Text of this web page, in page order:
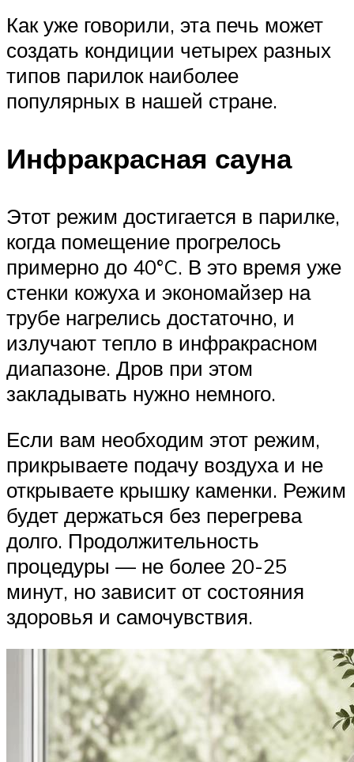
Как уже говорили, эта печь может
создать кондиции четырех разных
типов парилок наиболее
популярных в нашей стране.
Инфракрасная сауна
Этот режим достигается в парилке,
когда помещение прогрелось
примерно до 40°C. В это время уже
стенки кожуха и экономайзер на
трубе нагрелись достаточно, и
излучают тепло в инфракрасном
диапазоне. Дров при этом
закладывать нужно немного.
Если вам необходим этот режим,
прикрываете подачу воздуха и не
открываете крышку каменки. Режим
будет держаться без перегрева
долго. Продолжительность
процедуры — не более 20-25
минут, но зависит от состояния
здоровья и самочувствия.